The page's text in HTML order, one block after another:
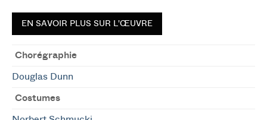
EN SAVOIR PLUS SUR L'ŒUVRE
Chorégraphie
Douglas Dunn
Costumes